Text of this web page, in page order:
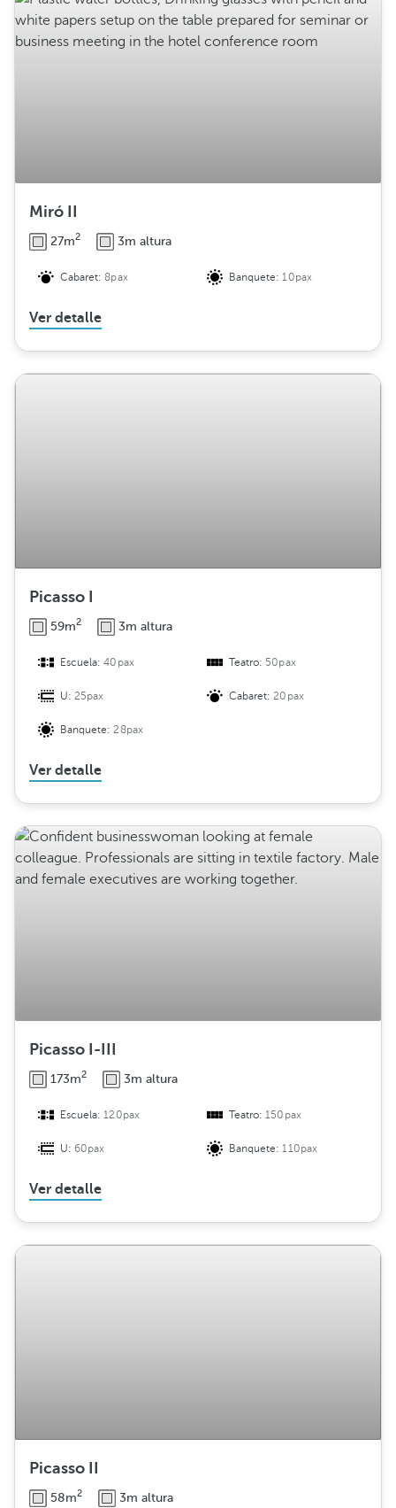
Miró II
27m2 3m altura
Cabaret:8pax Banquete:10pax
Ver detalle
Picasso I
59m2 3m altura
Escuela:40pax Teatro: 50pax
U:25pax Cabaret:20pax
Banquete:28pax
Ver detalle
Picasso I-III
173m2 3m altura
Escuela:120pax Teatro:150pax
U:60pax Banquete:110pax
Ver detalle
Picasso II
58m2 3m altura